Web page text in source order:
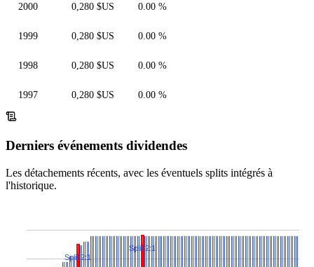
2000 0,280 $US 0.00 %
1999 0,280 $US 0.00 %
1998 0,280 $US 0.00 %
1997 0,280 $US 0.00 %
Derniers événements dividendes
Les détachements récents, avec les éventuels splits intégrés à
l'historique.
Split 2:1
Split 2:1